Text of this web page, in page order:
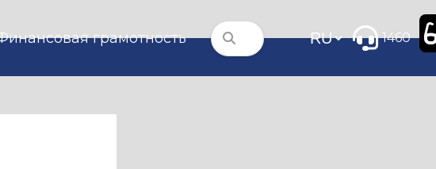
грамотность 1460